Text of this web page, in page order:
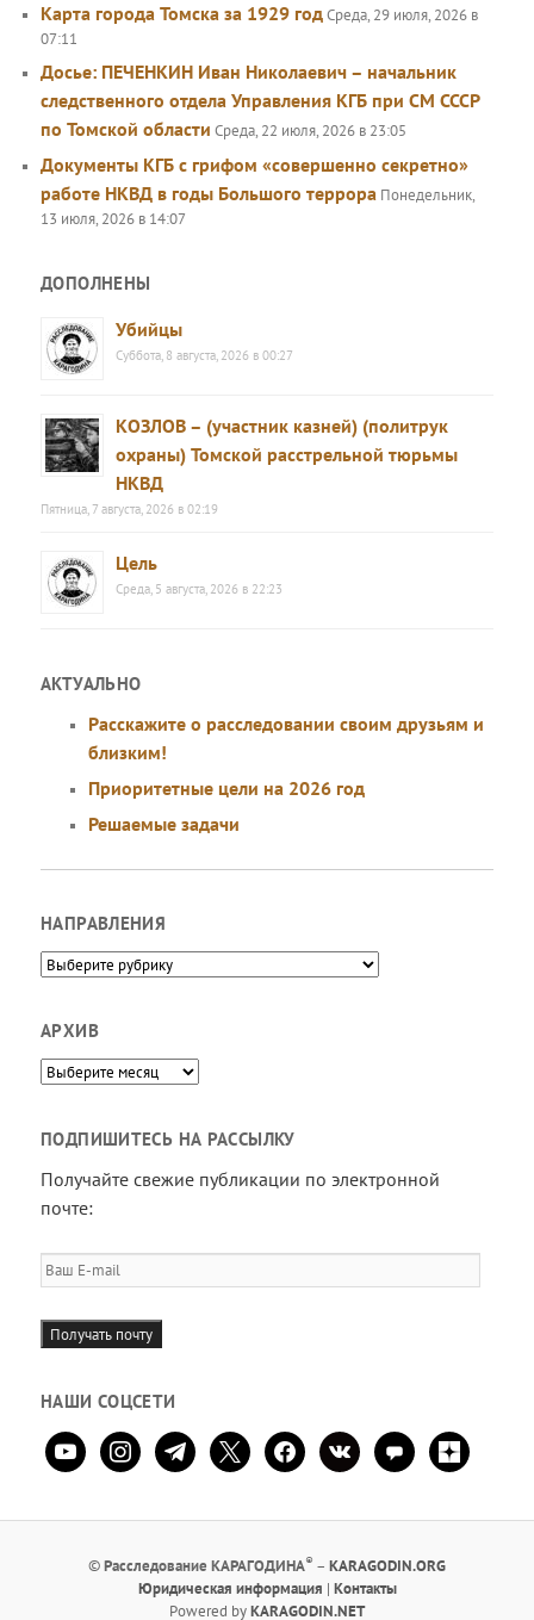
Карта города Томска за 1929 годСреда, 29 июля, 2026 в
07:11
Досье: ПЕЧЕНКИН Иван Николаевич – начальник
следственного отдела Управления КГБ при СМ СССР
по Томской области Среда, 22 июля, 2026 в 23:05
Документы КГБ с грифом «совершенно секретно»
работе НКВД в годы Большого террора Понедельник,
13 июля, 2026 в 14:07
ДОПОЛНЕНЫ
Убийцы
Суббота, 8 августа, 2026 в 00:27
КОЗЛОВ – (участник казней) (политрук
охраны) Томской расстрельной тюрьмы
НКВД
Пятница, 7 августа, 2026 в 02:19
Цель
Среда, 5 августа, 2026 в 22:23
АКТУАЛЬНО
Расскажите о расследовании своим друзьям и
близким!
Приоритетные цели на 2026 год
Решаемые задачи
НАПРАВЛЕНИЯ
Направления
АРХИВ
Архив
ПОДПИШИТЕСЬ НА РАССЫЛКУ
Получайте свежие публикации по электронной
почте:
Ваш
E-
mail
Получать почту
НАШИ СОЦСЕТИ
youtubeinstagramtelegram
x facebookvkontaktecomment
zen-
yandex
©Расследование КАРАГОДИНА® – KARAGODIN.ORG
Юридическая информация | Контакты
Powered byKARAGODIN.NET